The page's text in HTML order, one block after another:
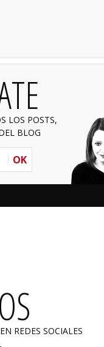
LOS POSTS,
BLOG
OK
REDES SOCIALES